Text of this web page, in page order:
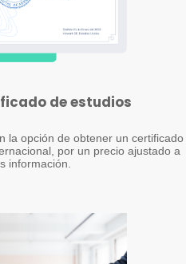
de estudios
la opción de obtener un certificado
por un precio ajustado a
información.